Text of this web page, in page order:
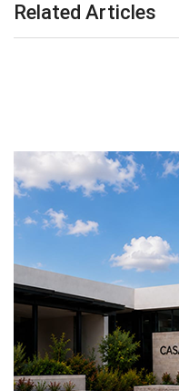
Related Articles